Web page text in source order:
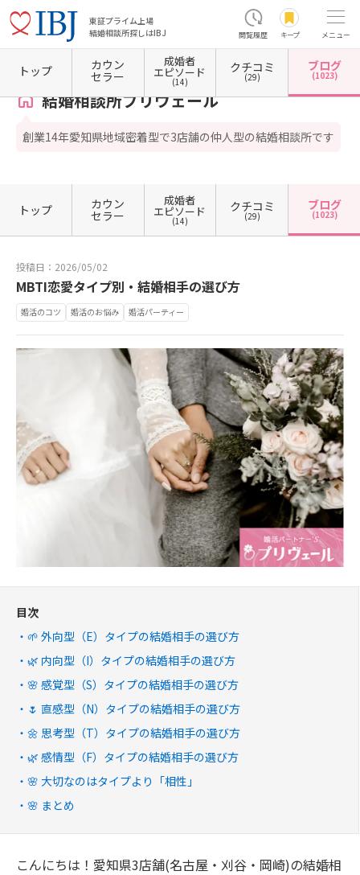
東証プライム上場
結婚相談所探しはIBJ
閲覧履歴 キープ メニュー
ホーム 愛知県の結婚相談所 愛知県名古屋市 愛知県名古屋市中村区 愛知県名古屋市
結婚相談所プリヴェール
創業14年愛知県地域密着型で3店舗の仲人型の結婚相談所です
トップ カウン
セラー
成婚者
エピソード
(14)
クチコミ
(29)
ブログ
(1023)
トップ カウン
セラー
成婚者
エピソード
(14)
クチコミ
(29)
ブログ
(1023)
投稿日：2026/05/02
MBTI恋愛タイプ別・結婚相手の選び方
婚活のコツ 婚活のお悩み 婚活パーティー
目次
🌱 外向型（E）タイプの結婚相手の選び方
🌿 内向型（I）タイプの結婚相手の選び方
🌸 感覚型（S）タイプの結婚相手の選び方
🌷 直感型（N）タイプの結婚相手の選び方
🌼 思考型（T）タイプの結婚相手の選び方
🌿 感情型（F）タイプの結婚相手の選び方
🌸 大切なのはタイプより「相性」
🌸 まとめ
こんにちは！愛知県3店舗(名古屋・刈谷・岡崎)の結婚相